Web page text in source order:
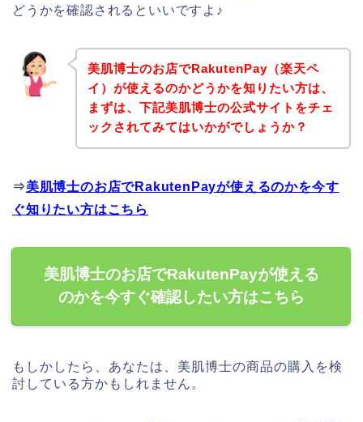
どうかを確認されるといいですよ♪
美肌博士のお店でRakutenPay（楽天ペ
イ）が使えるのかどうかを知りたい方は、
まずは、下記美肌博士の公式サイトをチェ
ックされてみてはいかがでしょうか？
⇒美肌博士のお店でRakutenPayが使えるのかを今す
ぐ知りたい方はこちら
美肌博士のお店でRakutenPayが使える
のかを今すぐ確認したい方はこちら
もしかしたら、あなたは、美肌博士の商品の購入を検
討している方かもしれません。